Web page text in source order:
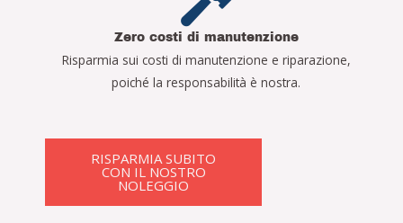
Zero costi di manutenzione
Risparmia sui costi di manutenzione e riparazione,
poiché la responsabilità è nostra.
RISPARMIA SUBITO
CON IL NOSTRO
NOLEGGIO